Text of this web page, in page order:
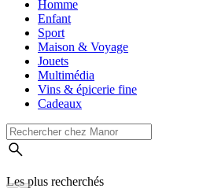
Homme
Enfant
Sport
Maison & Voyage
Jouets
Multimédia
Vins & épicerie fine
Cadeaux
Les plus recherchés